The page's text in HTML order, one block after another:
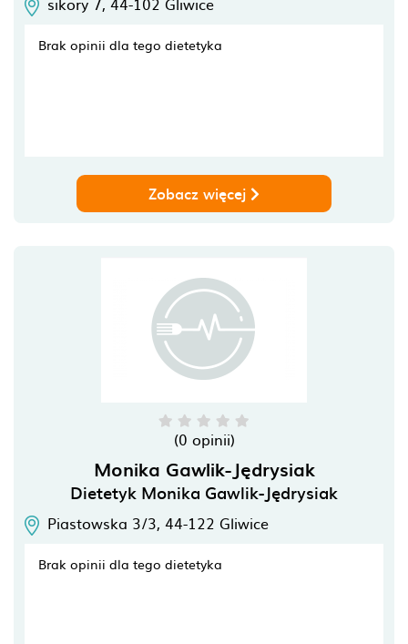
Brak opinii dla tego dietetyka
Zobacz więcej
(0 opinii)
Monika Gawlik-Jędrysiak
Dietetyk Monika Gawlik-Jędrysiak
Piastowska 3/3, 44-122 Gliwice
Brak opinii dla tego dietetyka